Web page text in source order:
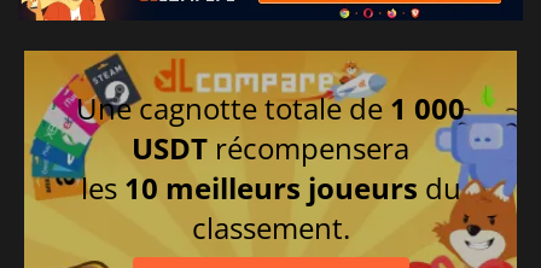
Une cagnotte totale de 1 000
USDT récompensera
les 10 meilleurs joueurs du
classement.